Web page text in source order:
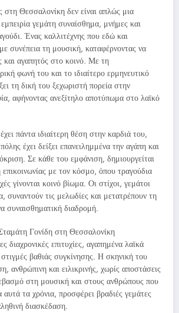
Θεσσαλονίκη δεν είναι απλώς μια
εμπειρία γεμάτη συναίσθημα, μνήμες και
Ένας καλλιτέχνης που εδώ και
συνέπεια τη μουσική, καταφέρνοντας να
και αγαπητός στο κοινό. Με τη
φωνή του και το ιδιαίτερο ερμηνευτικό
τη δική του ξεχωριστή πορεία στην
αφήνοντας ανεξίτηλο αποτύπωμα στο λαϊκό
πάντα ιδιαίτερη θέση στην καρδιά του,
έχει δείξει επανειλημμένα την αγάπη και
Σε κάθε του εμφάνιση, δημιουργείται
με τον κόσμο, όπου τραγούδια
γίνονται κοινό βίωμα. Οι στίχοι, γεμάτοι
συναντούν τις μελωδίες και μετατρέπουν τη
συναισθηματική διαδρομή.
Γονίδη στη Θεσσαλονίκη
διαχρονικές επιτυχίες, αγαπημένα λαϊκά
βαθιάς συγκίνησης. Η σκηνική του
ανθρώπινη και ειλικρινής, χωρίς αποστάσεις
στη μουσική και στους ανθρώπους που
τα χρόνια, προσφέρει βραδιές γεμάτες
διασκέδαση.